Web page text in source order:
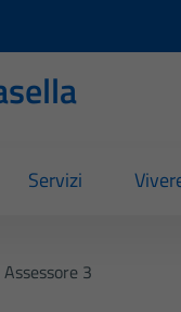
Servizi
Assessore 3